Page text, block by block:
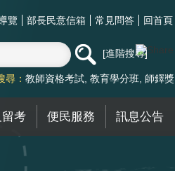
覽 部長民意信箱 常見問答 回首頁
進階搜尋
尋： 教師資格考試 教育學分班 師鐸獎
考 便民服務 訊息公告